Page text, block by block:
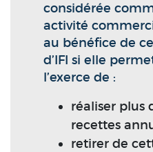
considérée
activité
au bénéfice de
d’IFI si elle
l’exerce de :
réaliser plus
recettes
retirer de